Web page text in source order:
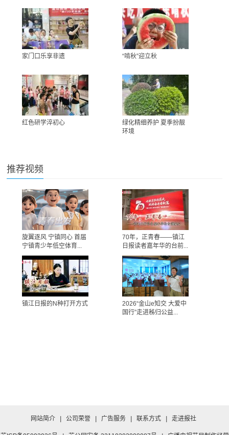
家门口乐享非遗 “啃秋”迎立秋
红色研学淬初心
绿化精细养护 夏季扮靓
环境
推荐视频
旋翼逐风 宁镇同心 首届
宁镇青少年低空体育...
70年，正青春——镇江
日报读者嘉年华的台前...
镇江日报的N种打开方式
2026“金山e知交 大爱中
国行”走进秭归公益...
网站简介 公司荣誉 广告服务 联系方式 走进报社